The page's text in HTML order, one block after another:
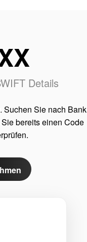
Details
Suchen Sie nach Bank
bereits einen Code